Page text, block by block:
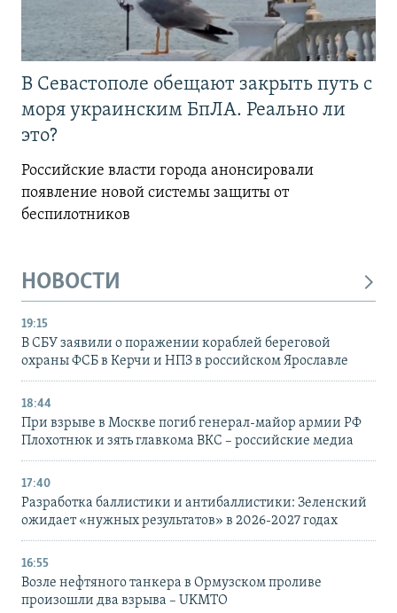
В Севастополе обещают закрыть путь с
моря украинским БпЛА. Реально ли
это?
Российские власти города анонсировали
появление новой системы защиты от
беспилотников
НОВОСТИ
19:15
В СБУ заявили о поражении кораблей береговой
охраны ФСБ в Керчи и НПЗ в российском Ярославле
18:44
При взрыве в Москве погиб генерал-майор армии РФ
Плохотнюк и зять главкома ВКС – российские медиа
17:40
Разработка баллистики и антибаллистики: Зеленский
ожидает «нужных результатов» в 2026-2027 годах
16:55
Возле нефтяного танкера в Ормузском проливе
произошли два взрыва – UKMTO